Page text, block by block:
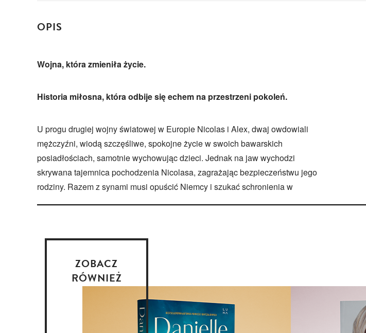
OPIS
Wojna, która zmieniła życie.
Historia miłosna, która odbije się echem na przestrzeni pokoleń.
U progu drugiej wojny światowej w Europie Nicolas i Alex, dwaj owdowiali
mężczyźni, wiodą szczęśliwe, spokojne życie w swoich bawarskich
posiadłościach, samotnie wychowując dzieci. Jednak na jaw wychodzi
skrywana tajemnica pochodzenia Nicolasa, zagrażając bezpieczeństwu jego
rodziny. Razem z synami musi opuścić Niemcy i szukać schronienia w
ZOBACZ
RÓWNIEŻ